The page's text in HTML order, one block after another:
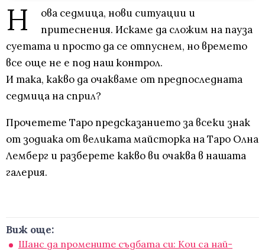
Н
ова седмица, нови ситуации и
притеснения. Искаме да сложим на пауза
суетата и просто да се отпуснем, но времето
все още не е под наш контрол.
И така, какво да очакваме от предпоследната
седмица на сприл?
Прочетете Таро предсказанието за всеки знак
от зодиака от великата майсторка на Таро Олна
Лемберг и разберете какво ви очаква в нашата
галерия.
Виж още:
Шанс да промените съдбата си: Кои са най-